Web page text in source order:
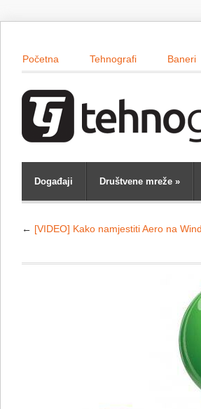
Početna Tehnografi Baneri
Događaji Društvene mreže »
← [VIDEO] Kako namjestiti Aero na